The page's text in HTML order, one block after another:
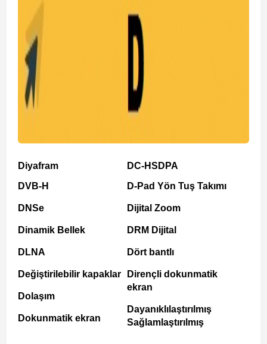
Diyafram
DVB-H
DNSe
Dinamik Bellek
DLNA
Değiştirilebilir kapaklar
Dolaşım
Dokunmatik ekran
DC-HSDPA
D-Pad Yön Tuş Takımı
Dijital Zoom
DRM Dijital
Dört bantlı
Dirençli dokunmatik
ekran
Dayanıklılaştırılmış
Sağlamlaştırılmış